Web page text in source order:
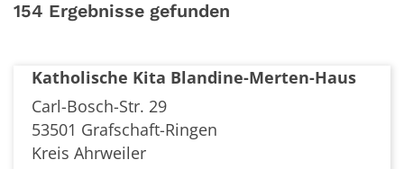
154 Ergebnisse gefunden
Katholische Kita Blandine-Merten-Haus
Carl-Bosch-Str. 29
53501 Grafschaft-Ringen
Kreis Ahrweiler